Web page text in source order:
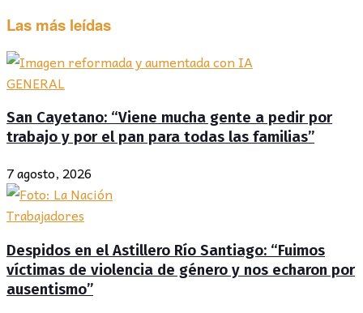
Las más leídas
GENERAL
San Cayetano: “Viene mucha gente a pedir por
trabajo y por el pan para todas las familias”
7 agosto, 2026
Trabajadores
Despidos en el Astillero Río Santiago: “Fuimos
víctimas de violencia de género y nos echaron por
ausentismo”